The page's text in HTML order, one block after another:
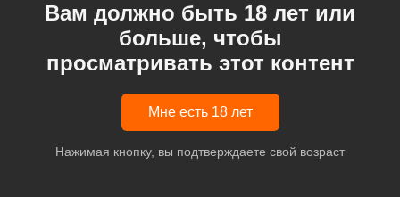
Вам должно быть 18 лет или
больше, чтобы
просматривать этот контент
Мне есть 18 лет
Нажимая кнопку, вы подтверждаете свой возраст